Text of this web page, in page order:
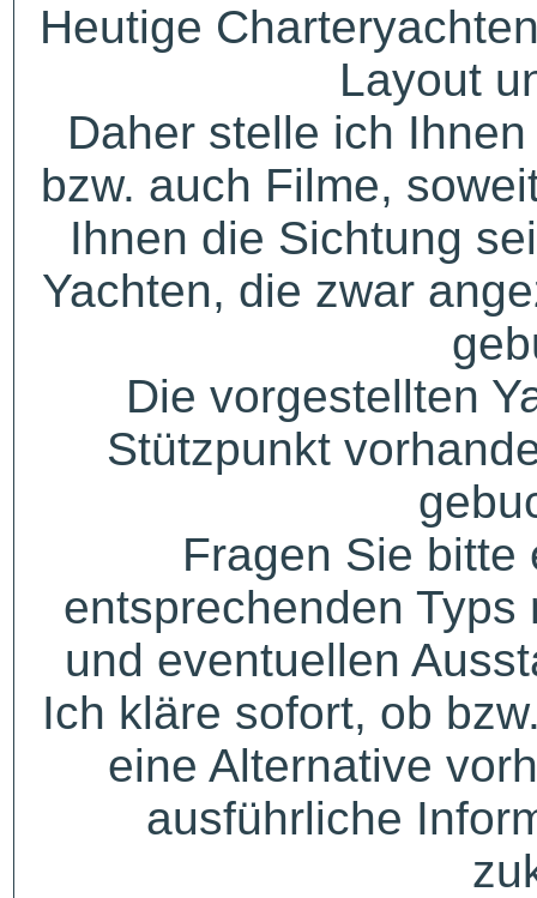
Heutige
Layout
Daher stelle ich
bzw. auch Filme,
Ihnen die Sichtung
Yachten, die zwar
Die vorgestellten
Stützpunkt
Fragen Sie bitte
entsprechenden
und eventuellen
Ich kläre sofort, ob
eine Alternative
ausführliche